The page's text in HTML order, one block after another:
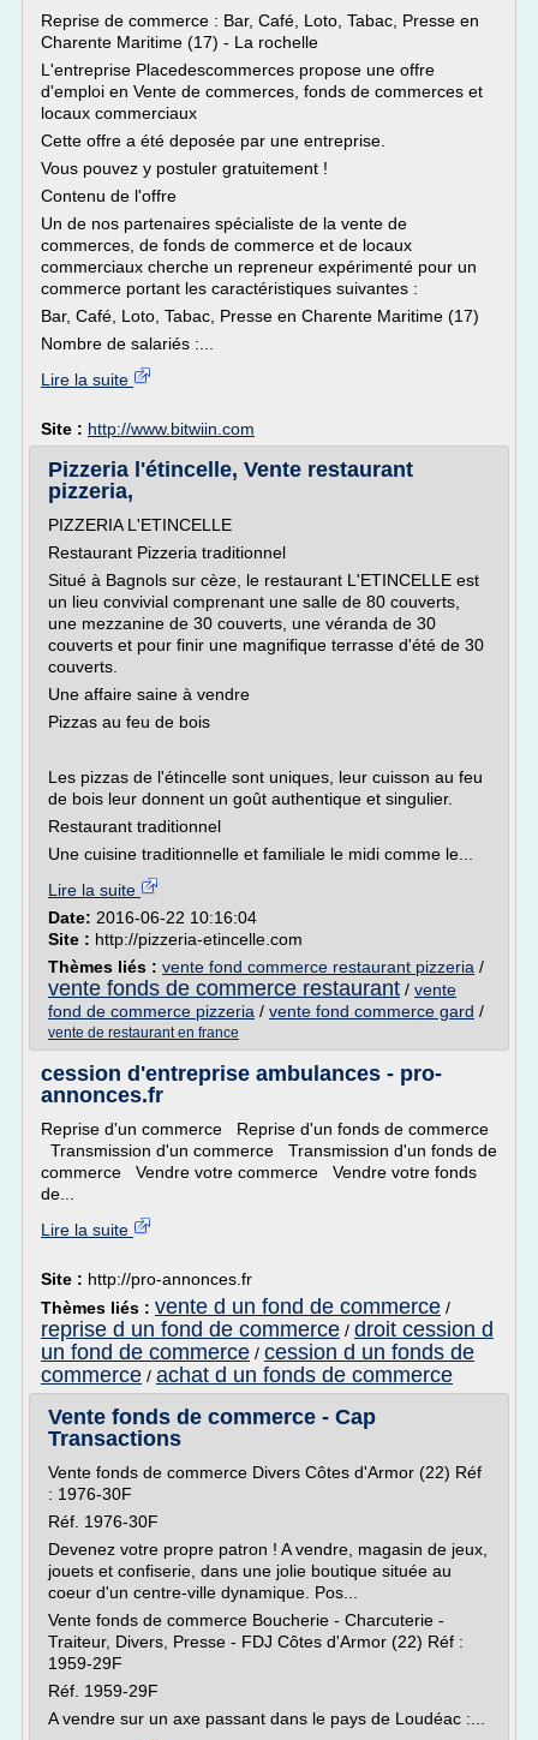
Reprise de commerce : Bar, Café, Loto, Tabac, Presse en
Charente Maritime (17) - La rochelle
L'entreprise Placedescommerces propose une offre
d'emploi en Vente de commerces, fonds de commerces et
locaux commerciaux
Cette offre a été deposée par une entreprise.
Vous pouvez y postuler gratuitement !
Contenu de l'offre
Un de nos partenaires spécialiste de la vente de
commerces, de fonds de commerce et de locaux
commerciaux cherche un repreneur expérimenté pour un
commerce portant les caractéristiques suivantes :
Bar, Café, Loto, Tabac, Presse en Charente Maritime (17)
Nombre de salariés :...
Lire la suite
Site : http://www.bitwiin.com
Pizzeria l'étincelle, Vente restaurant
pizzeria,
PIZZERIA L'ETINCELLE
Restaurant Pizzeria traditionnel
Situé à Bagnols sur cèze, le restaurant L'ETINCELLE est
un lieu convivial comprenant une salle de 80 couverts,
une mezzanine de 30 couverts, une véranda de 30
couverts et pour finir une magnifique terrasse d'été de 30
couverts.
Une affaire saine à vendre
Pizzas au feu de bois
Les pizzas de l'étincelle sont uniques, leur cuisson au feu
de bois leur donnent un goût authentique et singulier.
Restaurant traditionnel
Une cuisine traditionnelle et familiale le midi comme le...
Lire la suite
Date: 2016-06-22 10:16:04
Site : http://pizzeria-etincelle.com
Thèmes liés : vente fond commerce restaurant pizzeria /
vente fonds de commerce restaurant / vente
fond de commerce pizzeria / vente fond commerce gard /
vente de restaurant en france
cession d'entreprise ambulances - pro-
annonces.fr
Reprise d'un commerce Reprise d'un fonds de commerce
Transmission d'un commerce Transmission d'un fonds de
commerce Vendre votre commerce Vendre votre fonds
de...
Lire la suite
Site : http://pro-annonces.fr
Thèmes liés : vente d un fond de commerce /
reprise d un fond de commerce / droit cession d
un fond de commerce / cession d un fonds de
commerce / achat d un fonds de commerce
Vente fonds de commerce - Cap
Transactions
Vente fonds de commerce Divers Côtes d'Armor (22) Réf
: 1976-30F
Réf. 1976-30F
Devenez votre propre patron ! A vendre, magasin de jeux,
jouets et confiserie, dans une jolie boutique située au
coeur d'un centre-ville dynamique. Pos...
Vente fonds de commerce Boucherie - Charcuterie -
Traiteur, Divers, Presse - FDJ Côtes d'Armor (22) Réf :
1959-29F
Réf. 1959-29F
A vendre sur un axe passant dans le pays de Loudéac :...